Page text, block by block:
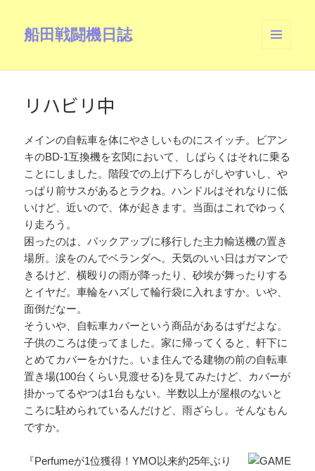
船田戦闘機日誌
ーとウ
リハビリ中
メインの自転車を体にやさしいものにスイッチ。ビアン
キのBD-1互換機を玄関において、しばらくはそれに乗る
ことにしました。階段での上げ下ろしがしやすいし、や
っぱり前サスがあるとラクね。ハンドルはそれなりに低
いけど、近いので、体が起きます。当面はこれでゆっく
り走ろう。
困ったのは、バックアップに移行した主力輸送機の置き
場所。涙をのんでベランダへ。天気のいい日はガマンで
きるけど、横殴りの雨が降ったり、砂埃が舞ったりする
とイヤだ。車輪をハズして輪行袋に入れますか。いや、
面倒だなー。
そういや、自転車カバーという商品があるはずだよな。
子供のころは使ってました。家に帰ってくると、軒下に
とめてカバーをかけた。いま住んでる建物の前の自転車
置き場(100台くらい見渡せる)を見てみたけど、カバーが
掛かってるやつは1台もない。半数以上が屋根のないと
ころに駐められているんだけど、雨ざらし。そんなもん
ですか。
『Perfumeが1位獲得！YMO以来約25年ぶり